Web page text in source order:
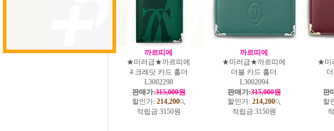
까르띠에
★미러급★까르띠에
4 크레딧 카드 홀더
L3002298
판매가:315,000원
할인가: 214,200
적립금:3150원
까르띠에
★미러급★까르띠에
더블 카드 홀더
L3002094
판매가:315,000원
할인가: 214,200
적립금:3150원
★미
판
할